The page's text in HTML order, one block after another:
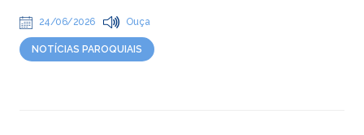
24/06/2026 Ouça
NOTÍCIAS PAROQUIAIS